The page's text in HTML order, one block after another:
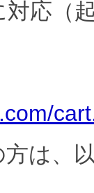
応（
は、